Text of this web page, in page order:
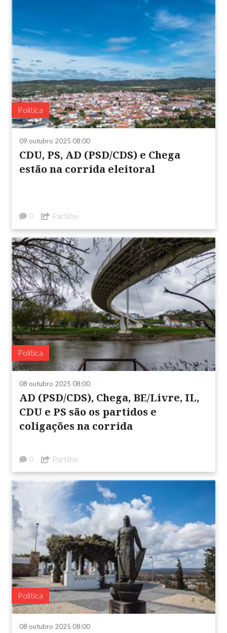
Política
09 outubro 2025 08:00
CDU, PS, AD (PSD/CDS) e Chega
estão na corrida eleitoral
0 Partilhe
Política
08 outubro 2025 08:00
AD (PSD/CDS), Chega, BE/Livre, IL,
CDU e PS são os partidos e
coligações na corrida
0 Partilhe
Política
08 outubro 2025 08:00